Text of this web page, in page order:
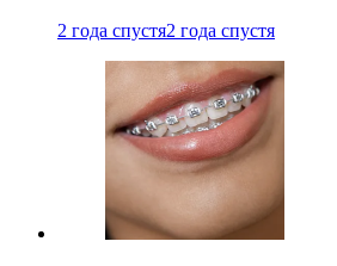
2 года спустя2 года спустя